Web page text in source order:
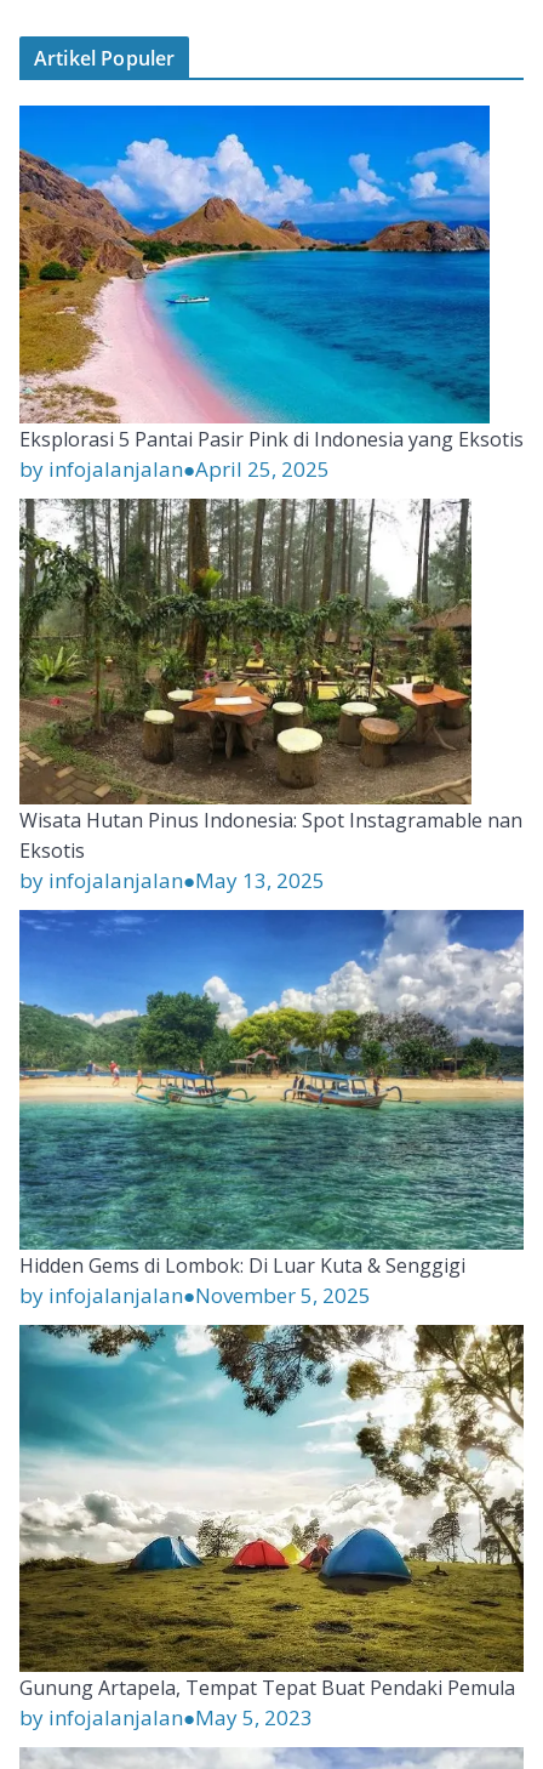
Artikel Populer
Eksplorasi 5 Pantai Pasir Pink di Indonesia yang Eksotis
by infojalanjalan●April 25, 2025
Wisata Hutan Pinus Indonesia: Spot Instagramable nan
Eksotis
by infojalanjalan●May 13, 2025
Hidden Gems di Lombok: Di Luar Kuta & Senggigi
by infojalanjalan●November 5, 2025
Gunung Artapela, Tempat Tepat Buat Pendaki Pemula
by infojalanjalan●May 5, 2023